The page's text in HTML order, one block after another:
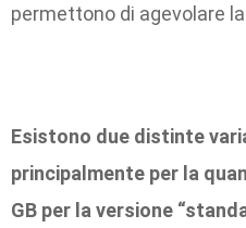
permettono di agevolare
Esistono due distinte
principalmente per la
GB per la versione